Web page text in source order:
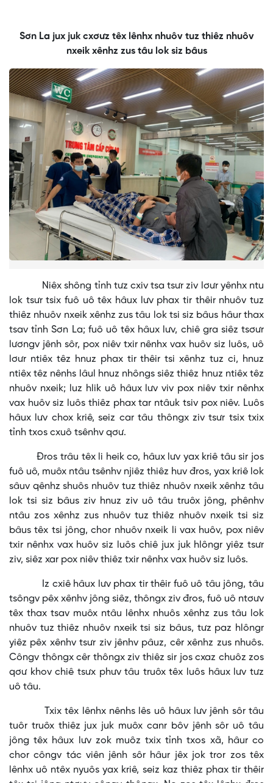
Sơn La jux juk cxơưz têx lênhx nhuôv tuz thiêz nhuôv
nxeik xênhz zus tâu lok siz bâus
Niêx shông tỉnh tưz cxiv tsa tsưr ziv lơưr yênhx ntu
lok tsưr tsix fuô uô têx hâux lưv phax tir thêir nhuôv tuz
thiêz nhuôv nxeik xênhz zus tâu lok tsi siz bâus hâur thax
tsav tỉnh Sơn La; fuô uô têx hâux lưv, chiê gra siêz tsơưr
lươngv jênh sôr, pox niêv txir nênhx vax huôv siz luôs, uô
lơưr ntiêx têz hnuz phax tir thêir tsi xênhz tuz ci, hnuz
ntiêx têz nênhs lâul hnuz nhôngs siêz thiêz hnuz ntiêx têz
nhuôv nxeik; luz hlik uô hâux lưv viv pox niêv txir nênhx
vax huôv siz luôs thiêz phax tar ntâuk tsiv pox niêv. Luôs
hâux lưv chox kriê, seiz car tâu thôngx ziv tsưr tsix txix
tỉnh txos cxuô tsênhv qơư.
Đros trâu têx li heik co, hâux lưv yax kriê tâu sir jos
fuô uô, muôx ntâu tsênhv njiêz thiêz huv đros, yax kriê lok
sâuv qênhz shuôs nhuôv tuz thiêz nhuôv nxeik xênhz tâu
lok tsi siz bâus ziv hnuz ziv uô tâu truôx jông, phênhv
ntâu zos xênhz zus nhuôv tuz thiêz nhuôv nxeik tsi siz
bâus têx tsi jông, chor nhuôv nxeik li vax huôv, pox niêv
txir nênhx vax huôv siz luôs chiê jux juk hlôngr yiêz tsưr
ziv, siêz xar pox niêv thiêz txir nênhx vax huôv siz luôs.
Iz cxiê hâux lưv phax tir thêir fuô uô tâu jông, tâu
tsôngv pêx xênhv jông siêz, thôngx ziv đros, fuô uô ntơưv
têx thax tsav muôx ntâu lênhx nhuôs xênhz zus tâu lok
nhuôv tuz thiêz nhuôv nxeik tsi siz bâus, tưz paz hlôngr
yiêz pêx xênhv tsưr ziv jênhv pâuz, cêr xênhz zus nhuôs.
Côngv thôngx cêr thôngx ziv thiêz sir jos cxaz chuôz zos
qơư khov chiê tsưx phưv tâu truôx têx luôs hâux lưv tưz
uô tâu.
Txix têx lênhx nênhs lês uô hâux lưv jênh sôr tâu
tuôr truôx thiêz jux juk muôx canr bôv jênh sôr uô tâu
jông têx hâux lưv zok muôz txix tỉnh txos xã, hâur co
chor côngv tác viên jênh sôr hâur jêx jok tror zos têx
lênhx uô ntêx nyuôs yax kriê, seiz kaz thiêz phax tir thêir